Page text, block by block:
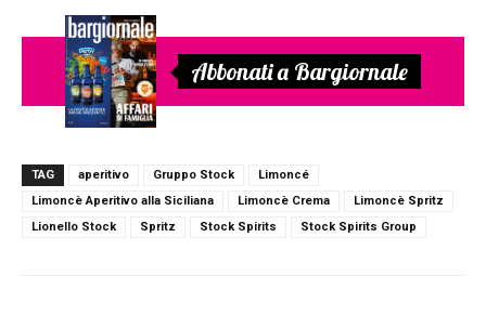
Abbonati a Bargiornale
TAG aperitivo Gruppo Stock
Limoncé
Limoncè Aperitivo alla Siciliana
Limoncè Crema
Limoncè Spritz
Lionello Stock
Spritz Stock Spirits Stock Spirits Group